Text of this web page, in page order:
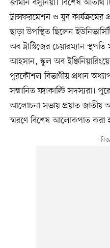
ট্রান্সফরমেশন ও যুব
ছাড়া উপস্থিত ছিলেন
অব ট্রাস্টিজের চেয়ারম্যান
আহসান, স্কুল অব
পুরকৌশল বিভাগীয় প্রধান
সম্মানিত ফ্যাকাল্টি সদস্যরা।
আলোচনা সভায় প্রয়াত জাতীয়
স্মরণে বিশেষ আলোকপাত করা